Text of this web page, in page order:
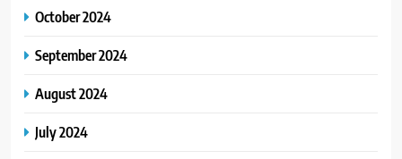
October 2024
September 2024
August 2024
July 2024